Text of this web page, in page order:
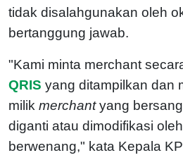
tidak disalahgunakan oleh
bertanggung jawab.
"Kami minta merchant
QRIS yang ditampilkan dan
milik merchantyang
diganti atau dimodifikasi
berwenang," kata Kepala